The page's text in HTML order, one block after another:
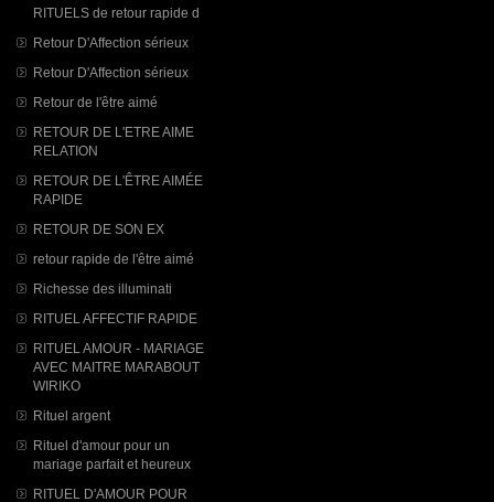
RITUELS de retour rapide d
Retour D'Affection sérieux
Retour D'Affection sérieux
Retour de l'être aimé
RETOUR DE L'ETRE AIME
RELATION
RETOUR DE L'ÊTRE AIMÉE
RAPIDE
RETOUR DE SON EX
retour rapide de l'être aimé
Richesse des illuminati
RITUEL AFFECTIF RAPIDE
RITUEL AMOUR - MARIAGE
AVEC MAITRE MARABOUT
WIRIKO
Rituel argent
Rituel d'amour pour un
mariage parfait et heureux
RITUEL D'AMOUR POUR